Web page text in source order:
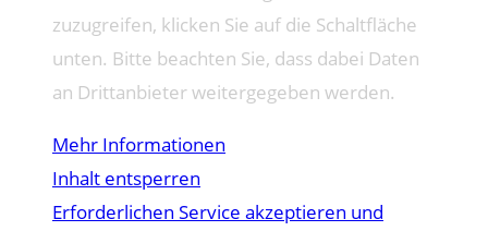
zuzugreifen, klicken Sie auf die Schaltfläche
unten. Bitte beachten Sie, dass dabei Daten
an Drittanbieter weitergegeben werden.
Mehr Informationen
Inhalt entsperren
Erforderlichen Service akzeptieren und